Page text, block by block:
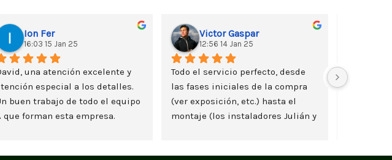
Ion Fer
16:03 15 Jan 25
una atención excelente y
especial a los detalles.
buen trabajo de todo el equipo
que forman esta empresa.
Victor Gaspar
12:56 14 Jan 25
Todo el servicio perfecto, desde
las fases iniciales de la compra
(ver exposición, etc.) hasta el
montaje (los instaladores Julián y